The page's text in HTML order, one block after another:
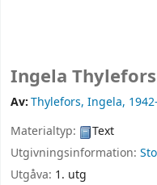
Ingela Thylefors
Av:Thylefors, Ingela, 1942-
Materialtyp:
Text
Utgivningsinformation:
Utgåva: 1. utg